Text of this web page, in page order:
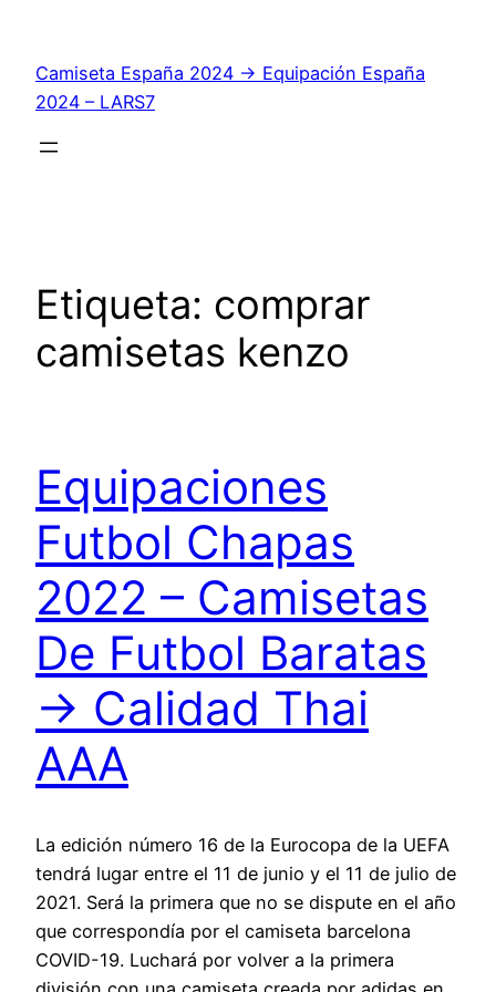
contenido
Camiseta España 2024 → Equipación España
2024 – LARS7
Etiqueta: comprar
camisetas kenzo
Equipaciones
Futbol Chapas
2022 – Camisetas
De Futbol Baratas
→ Calidad Thai
AAA
La edición número 16 de la Eurocopa de la UEFA
tendrá lugar entre el 11 de junio y el 11 de julio de
2021. Será la primera que no se dispute en el año
que correspondía por el camiseta barcelona
COVID-19. Luchará por volver a la primera